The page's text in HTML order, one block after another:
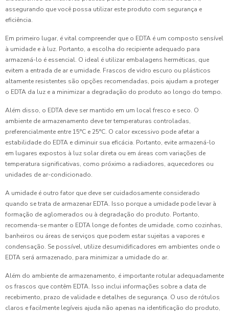
assegurando que você possa utilizar este produto com segurança e
eficiência.
Em primeiro lugar, é vital compreender que o EDTA é um composto sensível
à umidade e à luz. Portanto, a escolha do recipiente adequado para
armazená-lo é essencial. O ideal é utilizar embalagens herméticas, que
evitem a entrada de ar e umidade. Frascos de vidro escuro ou plásticos
altamente resistentes são opções recomendadas, pois ajudam a proteger
o EDTA da luz e a minimizar a degradação do produto ao longo do tempo.
Além disso, o EDTA deve ser mantido em um local fresco e seco. O
ambiente de armazenamento deve ter temperaturas controladas,
preferencialmente entre 15°C e 25°C. O calor excessivo pode afetar a
estabilidade do EDTA e diminuir sua eficácia. Portanto, evite armazená-lo
em lugares expostos à luz solar direta ou em áreas com variações de
temperatura significativas, como próximo a radiadores, aquecedores ou
unidades de ar-condicionado.
A umidade é outro fator que deve ser cuidadosamente considerado
quando se trata de armazenar EDTA. Isso porque a umidade pode levar à
formação de aglomerados ou à degradação do produto. Portanto,
recomenda-se manter o EDTA longe de fontes de umidade, como cozinhas,
banheiros ou áreas de serviços que podem estar sujeitas a vapores e
condensação. Se possível, utilize desumidificadores em ambientes onde o
EDTA será armazenado, para minimizar a umidade do ar.
Além do ambiente de armazenamento, é importante rotular adequadamente
os frascos que contêm EDTA. Isso inclui informações sobre a data de
recebimento, prazo de validade e detalhes de segurança. O uso de rótulos
claros e facilmente legíveis ajuda não apenas na identificação do produto,